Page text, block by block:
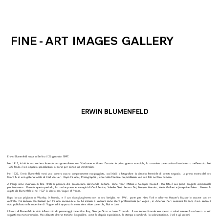
FINE - ART IMAGES GALLERY
ERWIN BLUMENFELD
Erwin Blumenfeld nasce a Berlino il 26 gennaio 1897.
Nel 1913, iniziò la sua carriera facendo un apprendistato con Sclochauer e Moses. Durante la prima guerra mondiale, fu arruolato come autista di ambulanza nell'esercito. Nel
1923 fondò il suo negozio specializzato in borse per donna ad Amsterdam.
Nel 1932, Erwin Blumenfeld trovò una camera oscura completamente equipaggiata, così iniziò a fotografare la clientela femminile di questo negozio. La prima mostra del suo
lavoro fu in una galleria locale di Carl van Lier . Dopo tre anni, Photographie , una rivista francese ha pubblicato una sua foto nel loro numero.
A Parigi viene incaricato di fare ritratti di persone che provenivano dal mondo dell'arte, come Henri Matisse e Georges Rouault . Ha fatto il suo primo progetto commerciale
per Monsavon . Durante questo periodo, ha anche preso le immagini di Cecil Beaton, Valeska Gert, Leonor Fini, François Mauriac, Yvette Guilbert e Josephine Baker . Beaton fu
colpito da Blumenfeld e nel 1937 lo stipulò con Vogue of France.
Dopo la sua prigionia a Vézelay, in Francia, e il suo ricongiungimento con la sua famiglia, nel 1941, parte per New York e all'arrivo Harper's Bazaar lo assume con un
contratto. Ha lavorato con Bazaar per tre anni consecutivi e poi ha iniziato a lavorare come libero professionista per Vogue , in America. Per i successivi 15 anni, il suo lavoro è
stato pubblicato sulle copertine di Vogue ed è apparso in molte altre riviste come Life, Flair e Look .
Il lavoro di Blumenfeld è stato influenzato da personaggi come Man Ray, George Grosz e Lucas Cranach . Il suo lavoro di moda era spesso a colori mentre il suo lavoro su altri
soggetti era monocromatico. Ha utilizzato diverse tecniche fotografiche, come la doppia esposizione, la stampa a sandwich, la solarizzazione, i veli e gli specchi.